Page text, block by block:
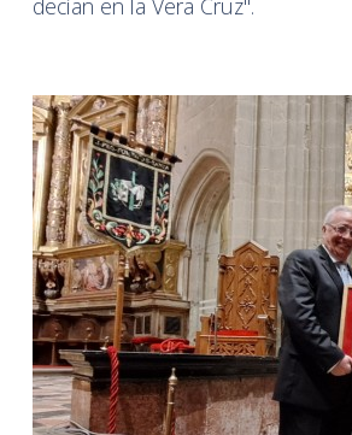
decían en la Vera Cruz".